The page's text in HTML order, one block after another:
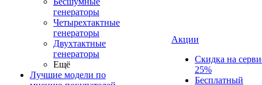
генераторы
Четырехтактные
генераторы
Двухтактные
генераторы
Ещё
Лучшие модели по
Акции
Скидка на
25%
Бесплатный